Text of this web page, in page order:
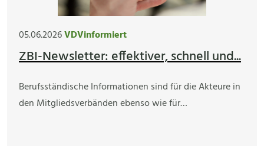
05.06.2026VDVinformiert
ZBI-Newsletter: effektiver, schnell und...
Berufsständische Informationen sind für die Akteure in
den Mitgliedsverbänden ebenso wie für…